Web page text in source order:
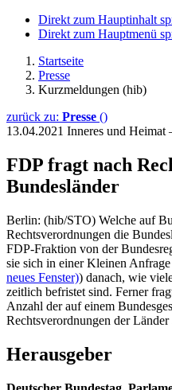
Direkt zum Hauptinhalt
Direkt zum Hauptmenü
Startseite
Presse
Kurzmeldungen (hib)
zurück zu: Presse ()
13.04.2021 Inneres und
FDP fragt nach
Bundesländer
Berlin: (hib/STO) Welche auf
Rechtsverordnungen die
FDP-Fraktion von der
sie sich in einer Kleinen
neues Fenster)) danach, wie
zeitlich befristet sind. Ferner
Anzahl der auf einem
Rechtsverordnungen der Länder
Herausgeber